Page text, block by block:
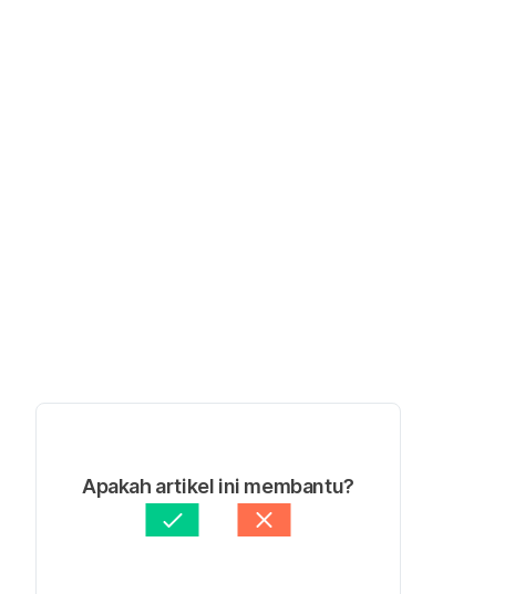
Apakah artikel ini membantu?